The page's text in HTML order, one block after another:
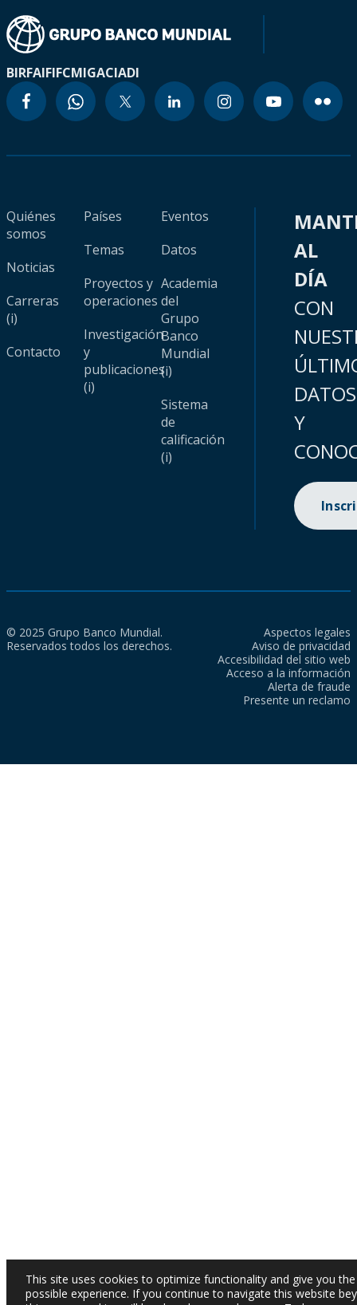
BIRFAIFIFCMIGACIADI
Quiénes
somos
Noticias
Carreras
(i)
Contacto
Países
Temas
Proyectos y
operaciones
Investigación
y
publicaciones
(i)
Eventos
Datos
Academia
del
Grupo
Banco
Mundial
(i)
Sistema
de
calificación
(i)
AL
DÍA
CON
DATOS
Y
© 2025 Grupo Banco Mundial.
Reservados todos los derechos.
Aspectos legales
Aviso de privacidad
Accesibilidad del sitio web
Acceso a la información
Alerta de fraude
Presente un reclamo
This site uses cookies to optimize functionality and give you
possible experience. If you continue to navigate this website